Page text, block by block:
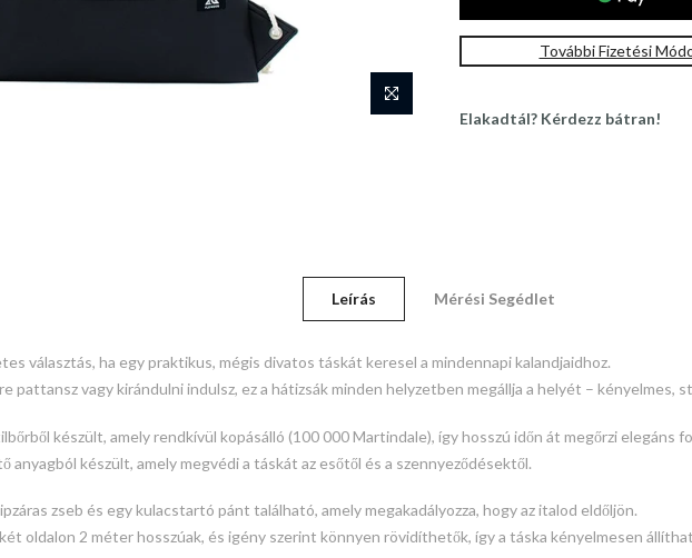
További Fizetési
Elakadtál? Kérdezz bátran!
Leírás Mérési Segédlet
választás, ha egy praktikus, mégis divatos táskát keresel a mindennapi kalandjaidhoz.
pattansz vagy kirándulni indulsz, ez a hátizsák minden helyzetben megállja a helyét – kényelmes,
készült, amely rendkívül kopásálló (100 000 Martindale), így hosszú időn át megőrzi elegáns
anyagból készült, amely megvédi a táskát az esőtől és a szennyeződésektől.
zseb és egy kulacstartó pánt található, amely megakadályozza, hogy az italod eldőljön.
oldalon 2 méter hosszúak, és igény szerint könnyen rövidíthetők, így a táska kényelmesen